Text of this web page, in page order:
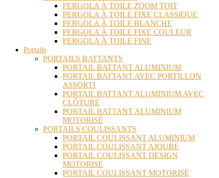
PERGOLA À TOILE ZOOM TOIT
PERGOLA À TOILE FIXE CLASSIQUE
PERGOLA À TOILE BLANCHE
PERGOLA À TOILE FIXE COULEUR
PERGOLA À TOILE FINE
Portails
PORTAILS BATTANTS
PORTAIL BATTANT ALUMINIUM
PORTAIL BATTANT AVEC PORTILLON
ASSORTI
PORTAIL BATTANT ALUMINIUM AVEC
CLÔTURE
PORTAIL BATTANT ALUMINIUM
MOTORISÉ
PORTAILS COULISSANTS
PORTAIL COULISSANT ALUMINIUM
PORTAIL COULISSANT AJOURE
PORTAIL COULISSANT DESIGN
MOTORISE
PORTAIL COULISSANT MOTORISÉ